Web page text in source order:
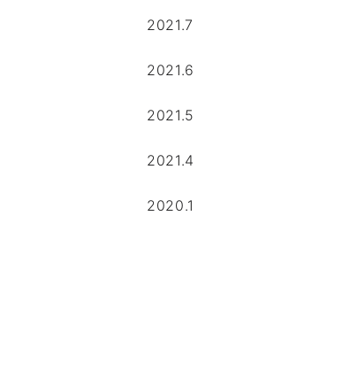
2021.7
2021.6
2021.5
2021.4
2020.1